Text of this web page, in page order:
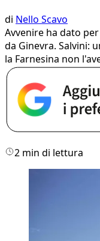
di Nello Scavo
Avvenire ha dato
da Ginevra. Salvini:
la Farnesina non
2 min di lettura